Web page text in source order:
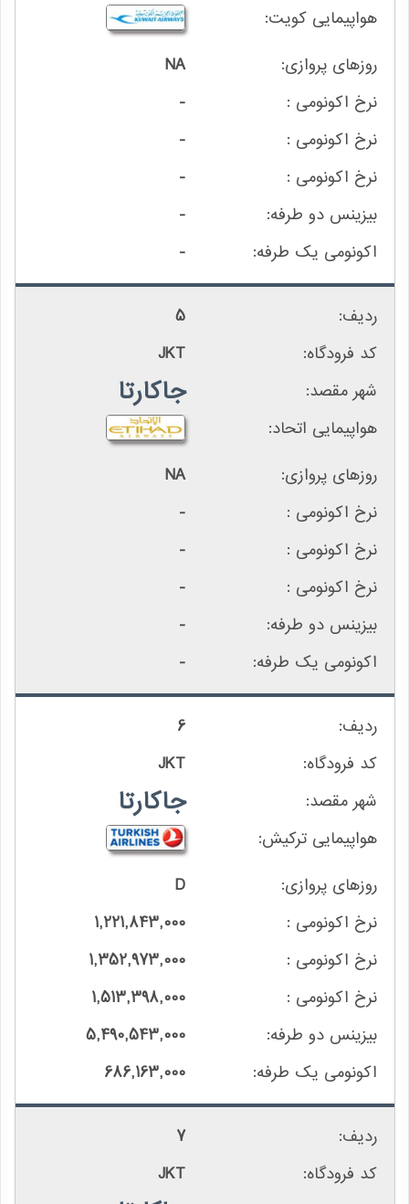
NA
-
-
-
-
-
5
JKT
جاکارتا
NA
-
-
-
-
-
6
JKT
جاکارتا
D
1,221,843,000
1,352,973,000
1,513,398,000
5,490,543,000
686,163,000
7
JKT